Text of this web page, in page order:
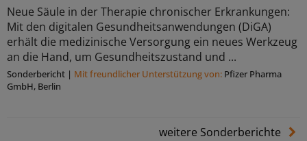
Neue Säule in der Therapie chronischer Erkrankungen:
Mit den digitalen Gesundheitsanwendungen (DiGA)
erhält die medizinische Versorgung ein neues Werkzeug
an die Hand, um Gesundheitszustand und ...
Sonderbericht | Mit freundlicher Unterstützung von: Pfizer Pharma
GmbH, Berlin
weitere Sonderberichte